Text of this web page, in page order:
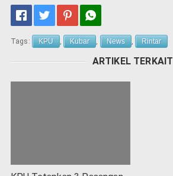
Tags: KPU , Kubar , News , Rintar
ARTIKEL TERKAIT